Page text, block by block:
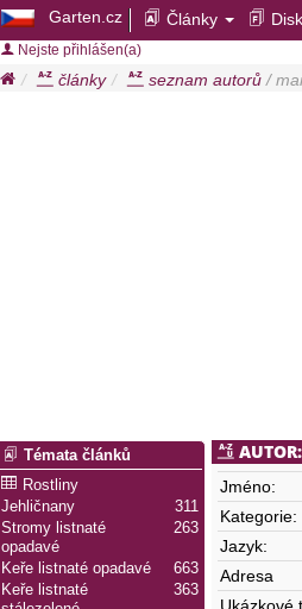
Garten.cz Články
Nejste přihlášen(a)
články seznam autorů /
Jméno:
Kategorie:
Jazyk:
Adresa
Témata článků
Rostliny
311
Jehličnany
263
Stromy listnaté
opadavé
663
Keře listnaté opadavé
363
Keře listnaté